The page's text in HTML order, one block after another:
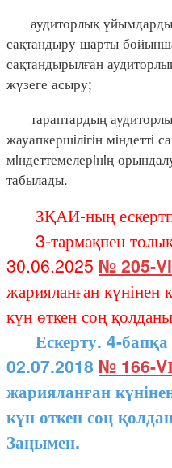
аудиторлық
сақтандыру шарты
сақтандырылған
жүзеге асыру;
тараптардың
жауапкершiлiгiн мiндеттi
мiндеттемелерiнiң
табылады.
ЗҚАИ-ның
3-тармақпен
30.06.2025 № 205-
жарияланған күнінен
күн өткен соң
Ескерту. 4-бапқа
02.07.2018 № 166-
жарияланған
күн өткен соң
Заңымен.